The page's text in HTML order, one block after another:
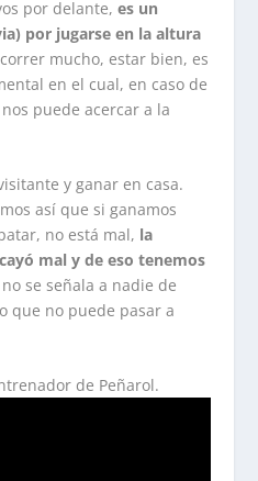
por delante,es un
por jugarse en la altura
mucho, estar bien, es
en el cual, en caso de
puede acercar a la
y ganar en casa.
así que si ganamos
no está mal, la
mal y de eso tenemos
se señala a nadie de
que no puede pasar a
de Peñarol.